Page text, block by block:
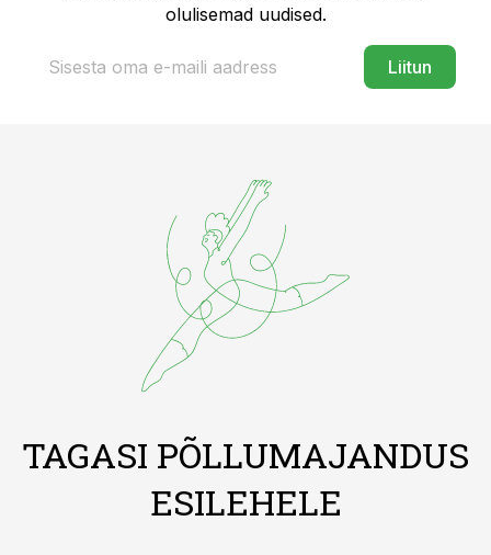
olulisemad uudised.
Liitun
TAGASI PÕLLUMAJANDUS
ESILEHELE